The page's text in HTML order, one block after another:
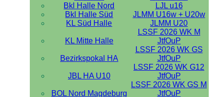
Bkl Halle Nord
LJL u16
Bkl Halle Süd
JLMM U16w + U20w
KL Süd Halle
JLMM U20
KL Mitte Halle
LSSF 2026 WK M
JtfOuP
Bezirkspokal HA
LSSF 2026 WK GS
JtfOuP
JBL HA U10
LSSF 2026 WK G12
JtfOuP
BOL Nord Magdeburg
LSSF 2026 WK GS M
JtfOuP